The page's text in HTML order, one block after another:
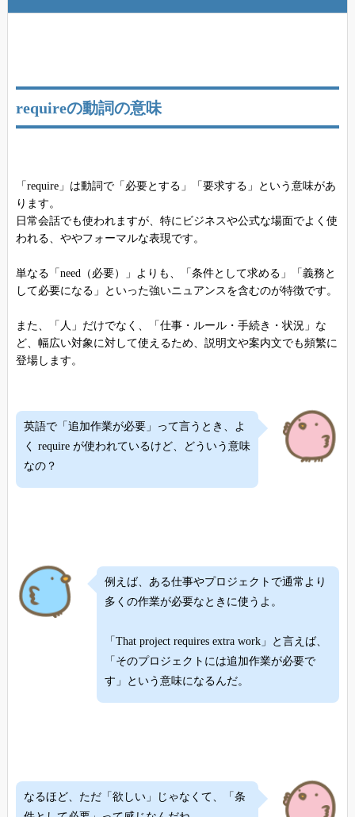
requireの動詞の意味
「require」は動詞で「必要とする」「要求する」という意味があ
ります。
日常会話でも使われますが、特にビジネスや公式な場面でよく使
われる、ややフォーマルな表現です。
単なる「need（必要）」よりも、「条件として求める」「義務と
して必要になる」といった強いニュアンスを含むのが特徴です。
また、「人」だけでなく、「仕事・ルール・手続き・状況」な
ど、幅広い対象に対して使えるため、説明文や案内文でも頻繁に
登場します。
英語で「追加作業が必要」って言うとき、よ
く require が使われているけど、どういう意味
なの？
例えば、ある仕事やプロジェクトで通常より
多くの作業が必要なときに使うよ。
「That project requires extra work」と言えば、
「そのプロジェクトには追加作業が必要で
す」という意味になるんだ。
なるほど、ただ「欲しい」じゃなくて、「条